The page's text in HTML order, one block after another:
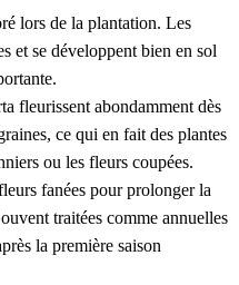
lors de la plantation. Les
et se développent bien en sol
fleurissent abondamment dès
ce qui en fait des plantes
ou les fleurs coupées.
fanées pour prolonger la
traitées comme annuelles
la première saison